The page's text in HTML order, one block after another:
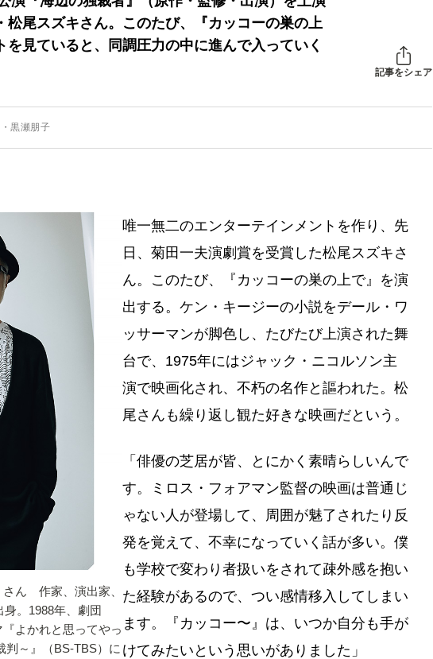
松尾スズキさん。このたび、『カッコーの巣の上
を見ていると、同調圧力の中に進んで入っていく
記事をシェア
黒瀬朋子
ん 作家、演出家、
。1988年、劇団
『よかれと思ってやっ
判～』（BS-TBS）に
唯一無二のエンターテインメントを作り、先
日、菊田一夫演劇賞を受賞した松尾スズキさ
ん。このたび、『カッコーの巣の上で』を演
出する。ケン・キージーの小説をデール・ワ
ッサーマンが脚色し、たびたび上演された舞
台で、1975年にはジャック・ニコルソン主
演で映画化され、不朽の名作と謳われた。松
尾さんも繰り返し観た好きな映画だという。
「俳優の芝居が皆、とにかく素晴らしいんで
す。ミロス・フォアマン監督の映画は普通じ
ゃない人が登場して、周囲が魅了されたり反
発を覚えて、不幸になっていく話が多い。僕
も学校で変わり者扱いをされて疎外感を抱い
た経験があるので、つい感情移入してしまい
ます。『カッコー〜』は、いつか自分も手が
けてみたいという思いがありました」